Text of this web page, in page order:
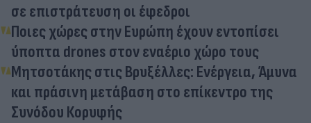
σε επιστράτευση οι έφεδροι
Ποιες χώρες στην Ευρώπη έχουν εντοπίσει
ύποπτα drones στον εναέριο χώρο τους
Μητσοτάκης στις Βρυξέλλες: Ενέργεια, Άμυνα
και πράσινη μετάβαση στο επίκεντρο της
Συνόδου Κορυφής